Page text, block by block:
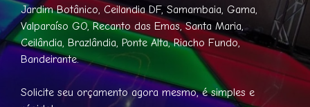
Jardim Botânico, Ceilandia DF, Samambaia, Gama,
Valparaíso GO, Recanto das Emas, Santa Maria,
Ceilândia, Brazlândia, Ponte Alta, Riacho Fundo,
Bandeirante.
Solicite seu orçamento agora mesmo, é simples e